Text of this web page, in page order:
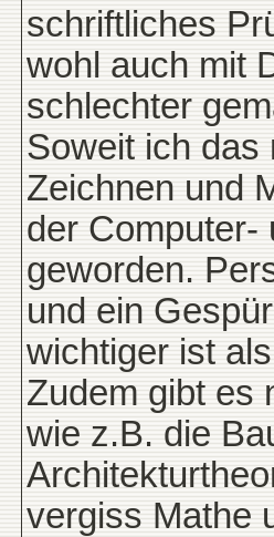
schriftliches
wohl auch mit
schlechter
Soweit ich das
Zeichnen und
der Computer-
geworden.
und ein
wichtiger ist
Zudem gibt es
wie z.B. die
vergiss Mathe